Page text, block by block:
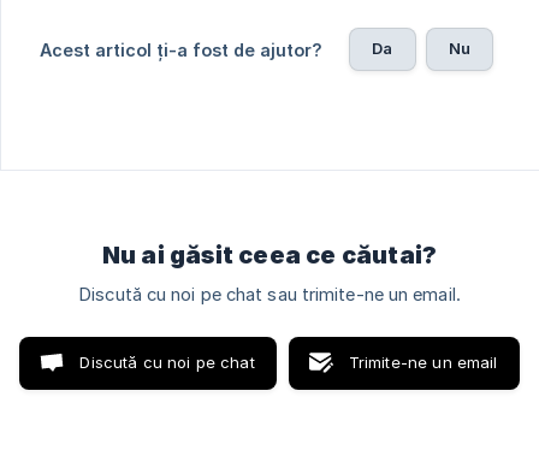
Acest articol ți-a fost de ajutor? Da Nu
Nu ai găsit ceea ce căutai?
Discută cu noi pe chat sau trimite-ne un email.
Discută cu noi pe chat Trimite-ne un email